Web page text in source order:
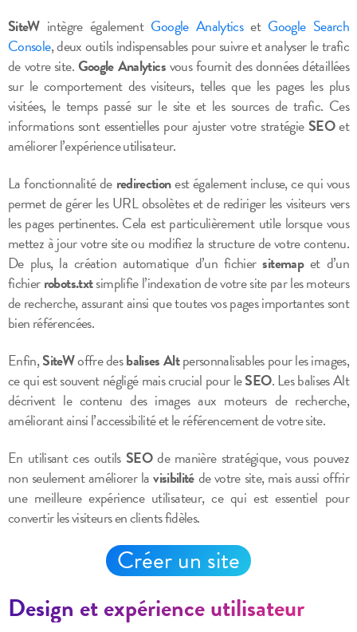
SiteWintègre également Google Analyticset Google Search
Console, deux outils indispensables pour suivre et analyser le trafic
de votre site.Google Analyticsvous fournit des données détaillées
sur le comportement des visiteurs, telles que les pages les plus
visitées, le temps passé sur le site et les sources de trafic. Ces
informations sont essentielles pour ajuster votre stratégie SEOet
améliorer l’expérience utilisateur.
La fonctionnalité de redirectionest également incluse, ce qui vous
permet de gérer les URL obsolètes et de rediriger les visiteurs vers
les pages pertinentes. Cela est particulièrement utile lorsque vous
mettez à jour votre site ou modifiez la structure de votre contenu.
De plus, la création automatique d’un fichiersitemapet d’un
fichierrobots.txtsimplifie l’indexation de votre site par les moteurs
de recherche, assurant ainsi que toutes vos pages importantes sont
bien référencées.
Enfin,SiteWoffre desbalises Altpersonnalisables pour les images,
ce qui est souvent négligé mais crucial pour leSEO. Les balises Alt
décrivent le contenu des images aux moteurs de recherche,
améliorant ainsi l’accessibilité et le référencement de votre site.
En utilisant ces outils SEOde manière stratégique, vous pouvez
non seulement améliorer lavisibilitéde votre site, mais aussi offrir
une meilleure expérience utilisateur, ce qui est essentiel pour
convertir les visiteurs en clients fidèles.
Créer un site
Design et expérience utilisateur